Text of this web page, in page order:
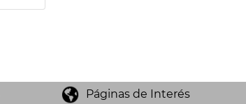
Páginas de Interés